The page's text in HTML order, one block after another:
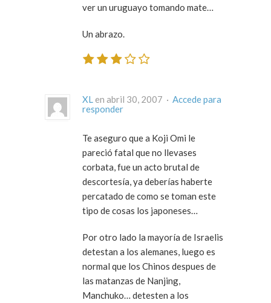
ver un uruguayo tomando mate…
Un abrazo.
XL en abril 30, 2007 · Accede para
responder
Te aseguro que a Koji Omi le
pareció fatal que no llevases
corbata, fue un acto brutal de
descortesía, ya deberías haberte
percatado de como se toman este
tipo de cosas los japoneses…
Por otro lado la mayoría de Israelis
detestan a los alemanes, luego es
normal que los Chinos despues de
las matanzas de Nanjing,
Manchuko… detesten a los